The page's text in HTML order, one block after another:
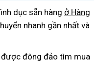
dục sẵn hàng ở Hàng
nhanh gần nhất và
được đông đảo tìm mua